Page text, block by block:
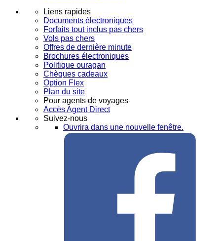
Liens rapides
Documents électroniques
Forfaits tout inclus pas chers
Vols pas chers
Offres de dernière minute
Brochures électroniques
Politique ouragan
Chèques cadeaux
Option Flex
Plan du site
Pour agents de voyages
Accès Agent Direct
Suivez-nous
Ouvrira dans une nouvelle fenêtre.